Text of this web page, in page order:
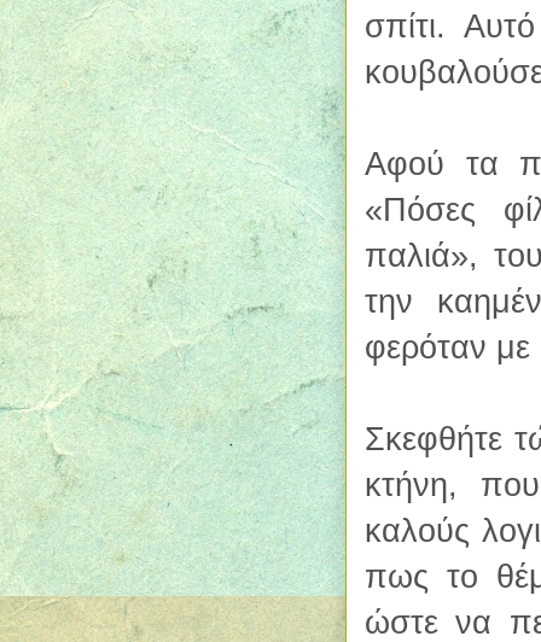
σπίτι.
Αφού τα
«Πόσες
παλιά»,
την
φερόταν
Σκεφθήτε
κτήνη,
καλούς
πως το
ώστε να